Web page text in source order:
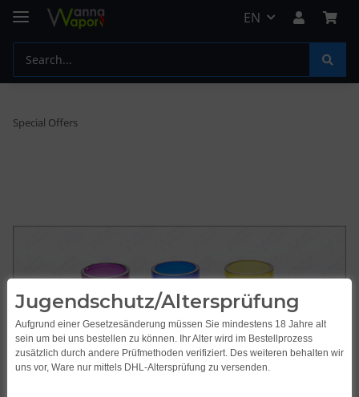
EN
Special Offers
Jugendschutz/Altersprüfung
Aufgrund einer Gesetzesänderung müssen Sie mindestens 18 Jahre alt
sein um bei uns bestellen zu können. Ihr Alter wird im Bestellprozess
zusätzlich durch andere Prüfmethoden verifiziert. Des weiteren behalten wir
uns vor, Ware nur mittels DHL-Altersprüfung zu versenden.